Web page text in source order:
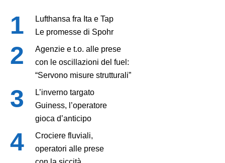
Lufthansa fra Ita e Tap
Le promesse di Spohr
Agenzie e t.o. alle prese
con le oscillazioni del fuel:
“Servono misure strutturali”
L’inverno targato
Guiness, l’operatore
gioca d’anticipo
Crociere fluviali,
operatori alle prese